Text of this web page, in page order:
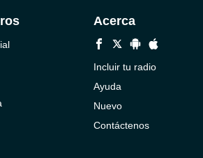
Acerca
Incluir tu radio
Ayuda
Nuevo
Contáctenos